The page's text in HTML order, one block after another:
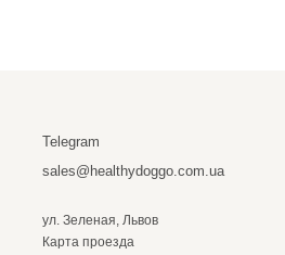
Telegram
sales@healthydoggo.com.ua
ул. Зеленая, Львов
Карта проезда